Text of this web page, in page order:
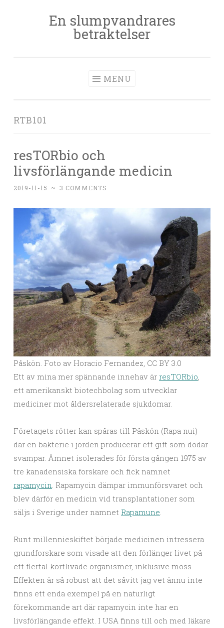
En slumpvandrares
betraktelser
MENU
RTB101
resTORbio och
livsförlängande medicin
2019-11-15 ~ 3 COMMENTS
Påskön. Foto av Horacio Fernandez, CC BY 3.0
Ett av mina mer spännande innehav är resTORbio
ett amerikanskt biotechbolag som utvecklar
mediciner mot åldersrelaterade sjukdomar.
Företagets rötter kan spåras till Påskön (Rapa nui)
där en bakterie i jorden producerar ett gift som dödar
svampar. Ämnet isolerades för första gången 1975 av
tre kanadensiska forskare och fick namnet
rapamycin . Rapamycin dämpar immunförsvaret och
blev därför en medicin vid transplantationer som
säljs i Sverige under namnet Rapamune
Runt millennieskiftet började medicinen intressera
grundforskare som visade att den förlänger livet på
ett flertal kortlivade organismer, inklusive möss.
Effekten är så robust att det såvitt jag vet ännu inte
finns ett enda exempel på en naturligt
förekommande art där rapamycin inte har en
livsförlängande effekt. I USA finns till och med läkare